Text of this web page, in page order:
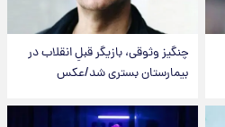
چنگیز وثوقی، بازیگر قبلِ انقلاب در
بیمارستان بستری شد/عکس